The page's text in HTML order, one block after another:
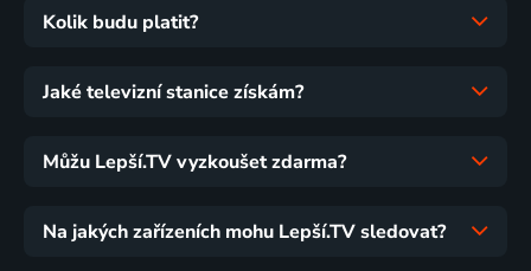
Kolik budu platit?
Jaké televizní stanice získám?
Můžu Lepší.TV vyzkoušet zdarma?
Na jakých zařízeních mohu Lepší.TV sledovat?